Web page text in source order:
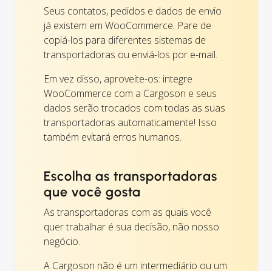
Seus contatos, pedidos e dados de envio
já existem em WooCommerce. Pare de
copiá-los para diferentes sistemas de
transportadoras ou enviá-los por e-mail.
Em vez disso, aproveite-os: integre
WooCommerce com a Cargoson e seus
dados serão trocados com todas as suas
transportadoras automaticamente! Isso
também evitará erros humanos.
Escolha as transportadoras
que você gosta
As transportadoras com as quais você
quer trabalhar é sua decisão, não nosso
negócio.
A Cargoson não é um intermediário ou um